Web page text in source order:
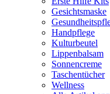
Gesichtsmaske
Handpflege
Kulturbeutel
Lippenbalsam
Sonnencreme
Taschentücher
Wellness